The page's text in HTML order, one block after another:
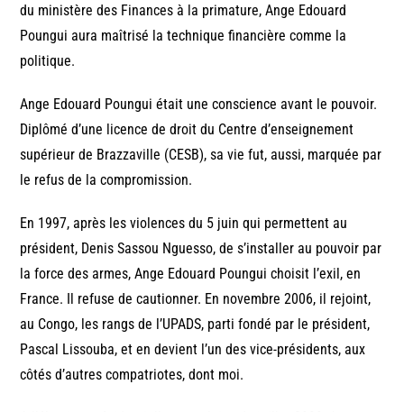
du ministère des Finances à la primature, Ange Edouard
Poungui aura maîtrisé la technique financière comme la
politique.
Ange Edouard Poungui était une conscience avant le pouvoir.
Diplômé d’une licence de droit du Centre d’enseignement
supérieur de Brazzaville (CESB), sa vie fut, aussi, marquée par
le refus de la compromission.
En 1997, après les violences du 5 juin qui permettent au
président, Denis Sassou Nguesso, de s’installer au pouvoir par
la force des armes, Ange Edouard Poungui choisit l’exil, en
France. Il refuse de cautionner. En novembre 2006, il rejoint,
au Congo, les rangs de l’UPADS, parti fondé par le président,
Pascal Lissouba, et en devient l’un des vice-présidents, aux
côtés d’autres compatriotes, dont moi.